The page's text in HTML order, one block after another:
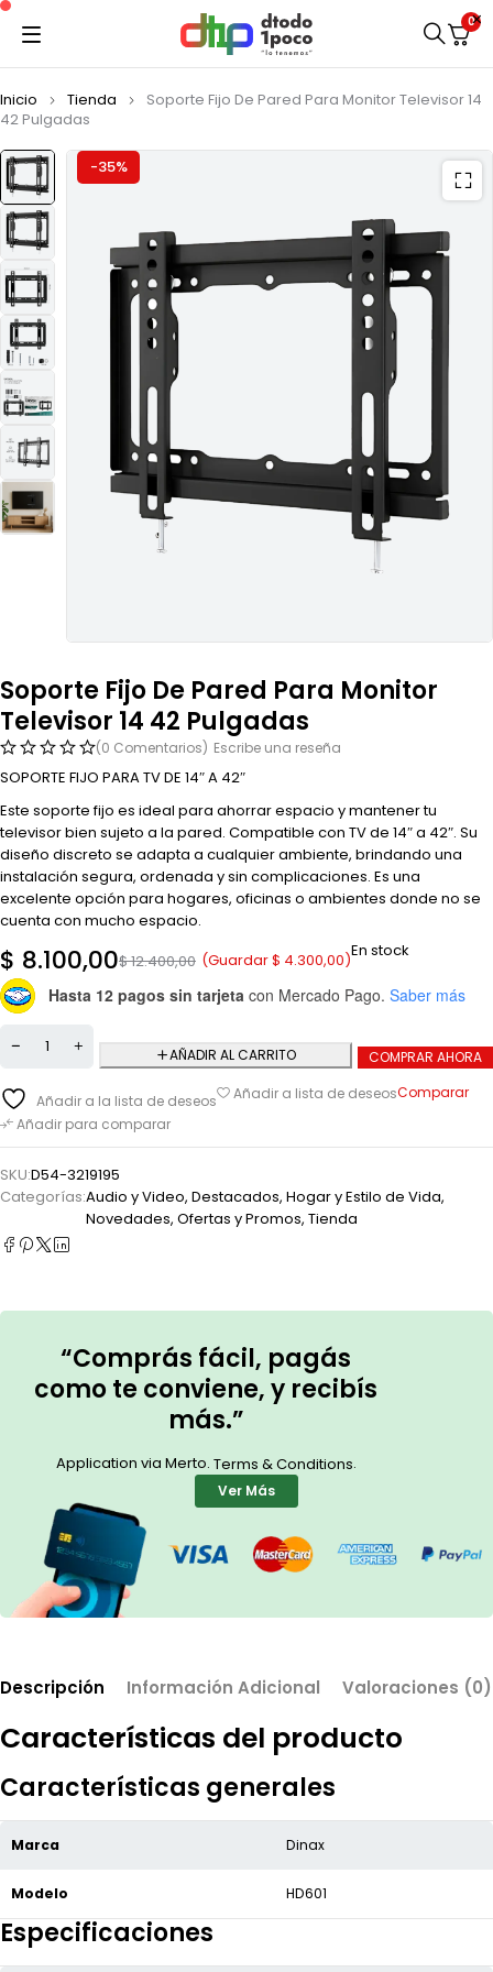
0
Inicio Tienda
Soporte Fijo De Pared Para Monitor Televisor 14
42 Pulgadas
-35%
Soporte Fijo De Pared Para Monitor
Televisor 14 42 Pulgadas
(0 Comentarios) Escribe una reseña
SOPORTE FIJO PARA TV DE 14″ A 42″
Este soporte fijo es ideal para ahorrar espacio y mantener tu
televisor bien sujeto a la pared. Compatible con TV de 14″ a 42″. Su
diseño discreto se adapta a cualquier ambiente, brindando una
instalación segura, ordenada y sin complicaciones. Es una
excelente opción para hogares, oficinas o ambientes donde no se
cuenta con mucho espacio.
$12.400,00
$ 8.100,00 (Guardar$ 4.300,00)En stock
Hasta 12 pagos sin tarjeta con Mercado Pago. Saber más
AÑADIR AL CARRITO COMPRAR AHORA
Añadir a la lista de deseos Añadir a lista de deseosComparar
Añadir para comparar
SKU:D54-3219195
Categorías:Audio y Video, Destacados, Hogar y Estilo de Vida,
Novedades, Ofertas y Promos, Tienda
“Comprás fácil, pagás
como te conviene, y recibís
más.”
Application via Merto. Terms & Conditions.
Ver Más
Descripción Información Adicional Valoraciones (0)
Características del producto
Características generales
Marca Dinax
Modelo HD601
Especificaciones